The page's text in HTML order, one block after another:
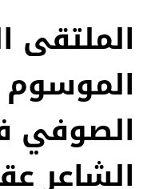
الملتقى
الصوفي
الشاعر